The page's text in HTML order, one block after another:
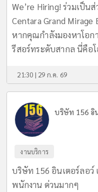
We’re Hiring! ร่วมเป็น
Centara Grand Mirage
หากคุณกำลังมองหาโอก
รีสอร์ทระดับสากล นี่คือ
21:30 | 29 ก.ค. 69
บริษัท 156 อิ
งานบริการ
บริษัท 156 อินเตอร์ลอว์
พนักงาน ด่วนมากๆ